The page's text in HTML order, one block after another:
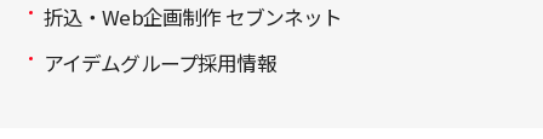
折込・Web企画制作 セブンネット
アイデムグループ採用情報